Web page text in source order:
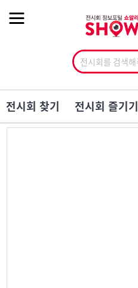
전시회 찾기 전시회 즐기기